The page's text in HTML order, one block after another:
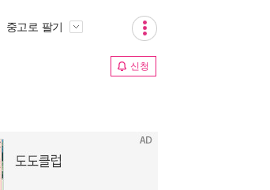
중고로 팔기
신청